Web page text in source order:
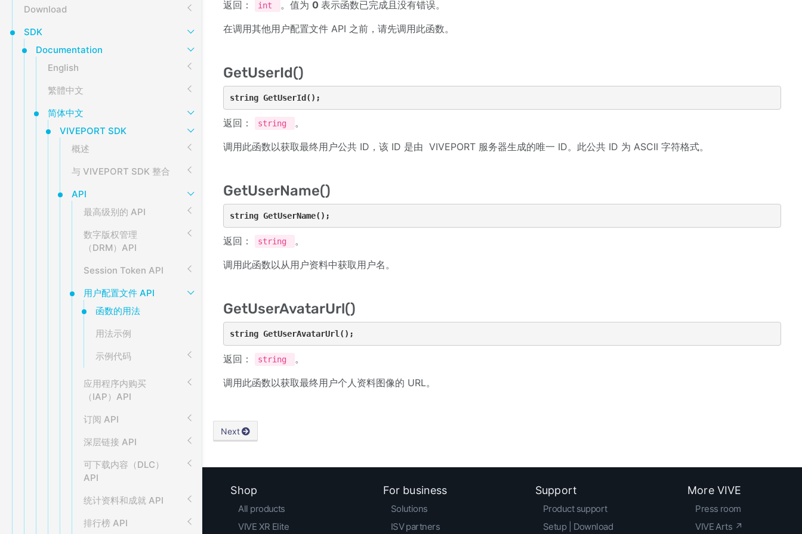
Download
SDK
Documentation
English
繁體中文
简体中文
VIVEPORT SDK
概述
与 VIVEPORT SDK 整合
API
最高级别的 API
数字版权管理
（DRM）API
Session Token API
用户配置文件 API
函数的用法
用法示例
示例代码
应用程序内购买
（IAP）API
订阅 API
深层链接 API
可下载内容（DLC）
API
统计资料和成就 API
排行榜 API
返回： int 。值为 0 表示函数已完成且没有错误。
在调用其他用户配置文件 API 之前，请先调用此函数。
GetUserId()
string GetUserId();
返回： string
。
调用此函数以获取最终用户公共 ID，该 ID 是由 VIVEPORT 服务器生成的唯一 ID。此公共 ID 为 ASCII 字符格式。
GetUserName()
string GetUserName();
返回： string
。
调用此函数以从用户资料中获取用户名。
GetUserAvatarUrl()
string GetUserAvatarUrl();
返回： string
。
调用此函数以获取最终用户个人资料图像的 URL。
Next
Shop
All products
VIVE XR Elite
For business
Solutions
ISV partners
Support
Product support
Setup | Download
More VIVE
Press room
VIVE Arts ↗